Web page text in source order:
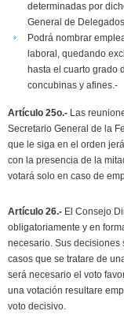
determinadas por
General de
Podrá nombrar
laboral, quedando
hasta el cuarto grado
concubinas y afines.-
Artículo 25o.- Las
Secretario General de la
que le siga en el orden
con la presencia de la
votará solo en caso de
Artículo 26.- El Consejo
obligatoriamente y en
necesario. Sus decisiones
casos que se tratare de
será necesario el voto
una votación resultare
voto decisivo.